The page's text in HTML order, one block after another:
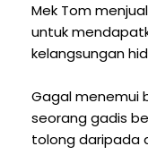
Mek Tom
untuk
kelangsungan
Gagal menemui
seorang gadis
tolong daripada